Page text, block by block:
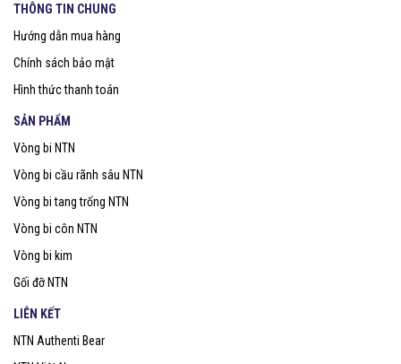
THÔNG TIN CHUNG
Hướng dẫn mua hàng
Chính sách bảo mật
Hình thức thanh toán
SẢN PHẨM
Vòng bi NTN
Vòng bi cầu rãnh sâu NTN
Vòng bi tang trống NTN
Vòng bi côn NTN
Vòng bi kim
Gối đỡ NTN
LIÊN KẾT
NTN Authenti Bear